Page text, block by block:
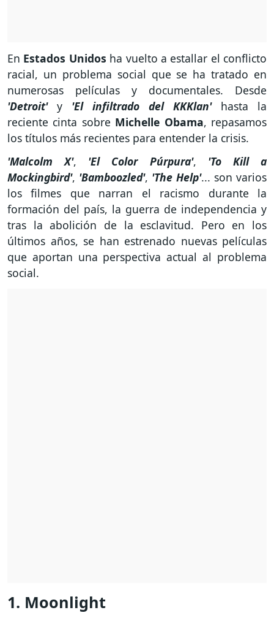
En Estados Unidos ha vuelto a estallar el conflicto
racial, un problema social que se ha tratado en
numerosas películas y documentales. Desde
'Detroit'y 'El infiltrado del KKKlan'hasta la
reciente cinta sobre Michelle Obama, repasamos
los títulos más recientes para entender la crisis.
'Malcolm X', 'El Color Púrpura', 'To Kill a
Mockingbird', 'Bamboozled', 'The Help'... son varios
los filmes que narran el racismo durante la
formación del país, la guerra de independencia y
tras la abolición de la esclavitud. Pero en los
últimos años, se han estrenado nuevas películas
que aportan una perspectiva actual al problema
social.
1. Moonlight